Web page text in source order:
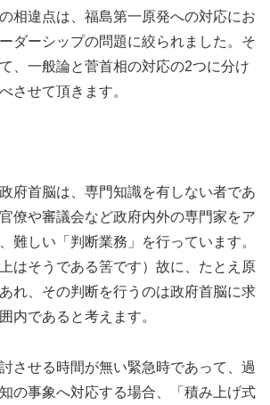
相違点は、福島第一原発への対応にお
ダーシップの問題に絞られました。そ
、一般論と菅首相の対応の2つに分け
させて頂きます。
府首脳は、専門知識を有しない者であ
僚や審議会など政府内外の専門家をア
難しい「判断業務」を行っています。
はそうである筈です）故に、たとえ原
れ、その判断を行うのは政府首脳に求
内であると考えます。
させる時間が無い緊急時であって、過
の事象へ対応する場合、「積み上げ式